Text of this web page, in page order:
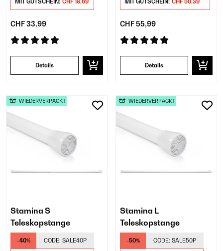
MIT GUTSCHEIN: CHF 18,69
CHF 33,99
Details
MIT GUTSCHEIN: CHF 50,39
CHF 55,99
Details
Stamina S
Teleskopstange
-40% CODE: SALE40P
WIEDERVERPACKT
Stamina L
Teleskopstange
-50% CODE: SALE50P
WIEDERVERPACKT